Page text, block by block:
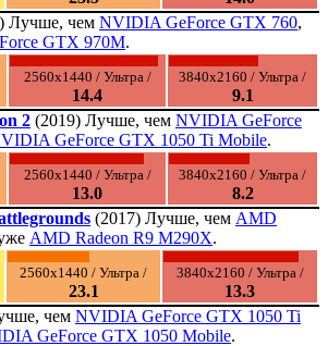
Лучше, чем NVIDIA GeForce GTX 760,
GTX 970M.
2560x1440 / Ультра /
14.4
3840x2160 / Ультра /
9.1
2 (2019) Лучше, чем NVIDIA GeForce
GeForce GTX 1050 Ti Mobile.
2560x1440 / Ультра /
13.0
3840x2160 / Ультра /
8.2
(2017) Лучше, чем AMD
AMD Radeon R9 M290X.
2560x1440 / Ультра /
23.1
3840x2160 / Ультра /
13.3
чем NVIDIA GeForce GTX 1050 Ti
GeForce GTX 1050 Mobile.